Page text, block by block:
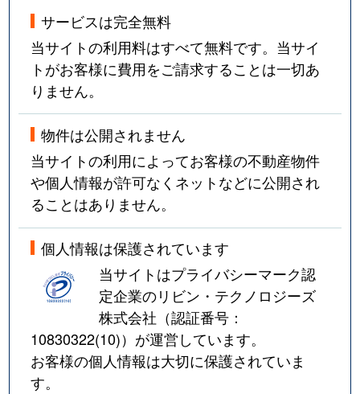
サービスは完全無料
当サイトの利用料はすべて無料です。当サイ
トがお客様に費用をご請求することは一切あ
りません。
物件は公開されません
当サイトの利用によってお客様の不動産物件
や個人情報が許可なくネットなどに公開され
ることはありません。
個人情報は保護されています
当サイトはプライバシーマーク認
定企業のリビン・テクノロジーズ
株式会社（認証番号：
10830322(10)）が運営しています。
お客様の個人情報は大切に保護されていま
す。